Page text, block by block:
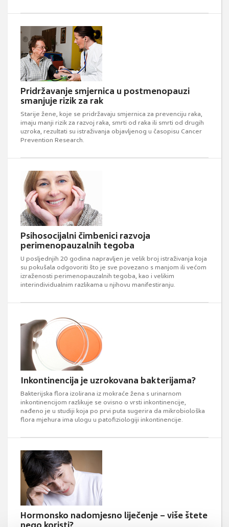
Pridržavanje smjernica u postmenopauzi
smanjuje rizik za rak
Starije žene, koje se pridržavaju smjernica za prevenciju raka,
imaju manji rizik za razvoj raka, smrti od raka ili smrti od drugih
uzroka, rezultati su istraživanja objavljenog u časopisu Cancer
Prevention Research.
Psihosocijalni čimbenici razvoja
perimenopauzalnih tegoba
U posljednjih 20 godina napravljen je velik broj istraživanja koja
su pokušala odgovoriti što je sve povezano s manjom ili većom
izraženosti perimenopauzalnih tegoba, kao i velikim
interindividualnim razlikama u njihovu manifestiranju.
Inkontinencija je uzrokovana bakterijama?
Bakterijska flora izolirana iz mokraće žena s urinarnom
inkontinencijom razlikuje se ovisno o vrsti inkontinencije,
nađeno je u studiji koja po prvi puta sugerira da mikrobiološka
flora mjehura ima ulogu u patofiziologiji inkontinencije.
Hormonsko nadomjesno liječenje – više štete